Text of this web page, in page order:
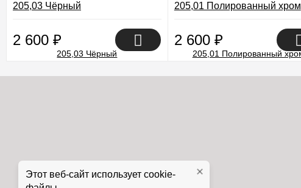
205,03 Чёрный
2 600 ₽
205,01 Полированный хром
2 600 ₽
Этот веб-сайт использует cookie-